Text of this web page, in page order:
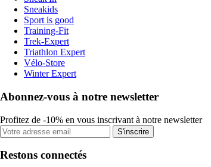
Sneakids
Sport is good
Training-Fit
Trek-Expert
Triathlon Expert
Vélo-Store
Winter Expert
Abonnez-vous à notre newsletter
Profitez de -10% en vous inscrivant à notre newsletter
S'inscrire
Restons connectés